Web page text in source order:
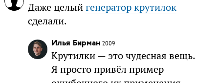
Даже целыйгенератор крутилок
сделали.
Илья Бирман 2009
Крутилки — это чудесная вещь.
Я просто привёл пример